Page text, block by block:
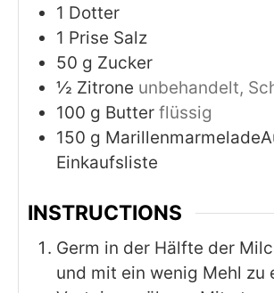
1 Dotter
1 Prise Salz
50 g Zucker
½ Zitrone unbehandelt,
100 g Butter flüssig
150 g
Einkaufsliste
INSTRUCTIONS
Germ in der Hälfte der
und mit ein wenig Mehl zu